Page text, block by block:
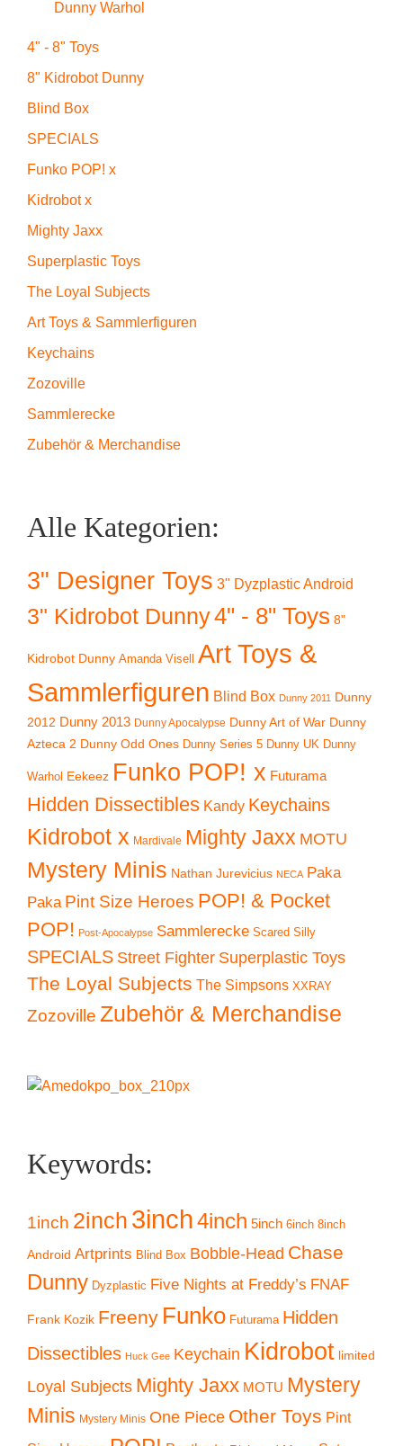
Dunny Warhol
4" - 8" Toys
8" Kidrobot Dunny
Blind Box
SPECIALS
Funko POP! x
Kidrobot x
Mighty Jaxx
Superplastic Toys
The Loyal Subjects
Art Toys & Sammlerfiguren
Keychains
Zozoville
Sammlerecke
Zubehör & Merchandise
Alle Kategorien:
3" Designer Toys 3" Dyzplastic Android
3" Kidrobot Dunny4" - 8" Toys 8"
Kidrobot Dunny Amanda Visell Art Toys &
Sammlerfiguren Blind Box Dunny 2011 Dunny
2012 Dunny 2013 Dunny Apocalypse Dunny Art of War Dunny
Azteca 2 Dunny Odd Ones Dunny Series 5 Dunny UK Dunny
Warhol Eekeez Funko POP! x Futurama
Hidden Dissectibles Kandy Keychains
Kidrobot x Mardivale Mighty Jaxx MOTU
Mystery Minis Nathan Jurevicius NECA Paka
Paka Pint Size Heroes POP! & Pocket
POP! Post-Apocalypse Sammlerecke Scared Silly
SPECIALS Street Fighter Superplastic Toys
The Loyal Subjects The Simpsons XXRAY
Zozoville Zubehör & Merchandise
Keywords:
1inch 2inch 3inch4inch 5inch 6inch 8inch
Android Artprints Blind Box Bobble-Head Chase
Dunny Dyzplastic Five Nights at Freddy’s FNAF
Frank Kozik Freeny Funko Futurama Hidden
Dissectibles Huck Gee Keychain Kidrobot limited
Loyal Subjects Mighty Jaxx MOTU Mystery
Minis Mystery Minis One Piece Other Toys Pint